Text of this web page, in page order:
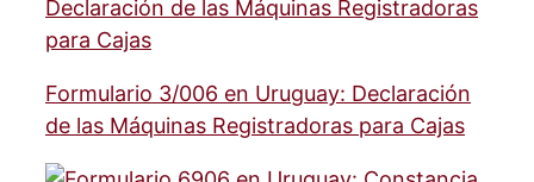
Formulario 3/006 en Uruguay: Declaración
de las Máquinas Registradoras para Cajas